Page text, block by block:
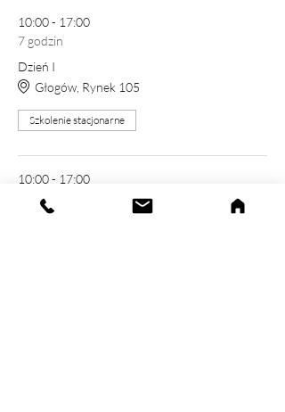
10:00 - 17:00
7 godzin
Dzień I
Głogów, Rynek 105
Szkolenie stacjonarne
10:00 - 17:00
7 godzin